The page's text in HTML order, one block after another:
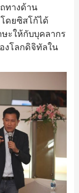
ทางด้าน
ดยซิสโก้ได้
ะให้กับบุคลากร
งโลกดิจิทัลใน